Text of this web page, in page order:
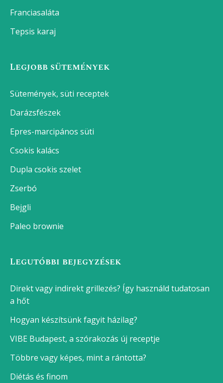
Franciasaláta
Tepsis karaj
Legjobb sütemények
Sütemények, süti receptek
Darázsfészek
Epres-marcipános süti
Csokis kalács
Dupla csokis szelet
Zserbó
Bejgli
Paleo brownie
Legutóbbi bejegyzések
Direkt vagy indirekt grillezés? Így használd tudatosan
a hőt
Hogyan készítsünk fagyit házilag?
VIBE Budapest, a szórakozás új receptje
Többre vagy képes, mint a rántotta?
Diétás és finom